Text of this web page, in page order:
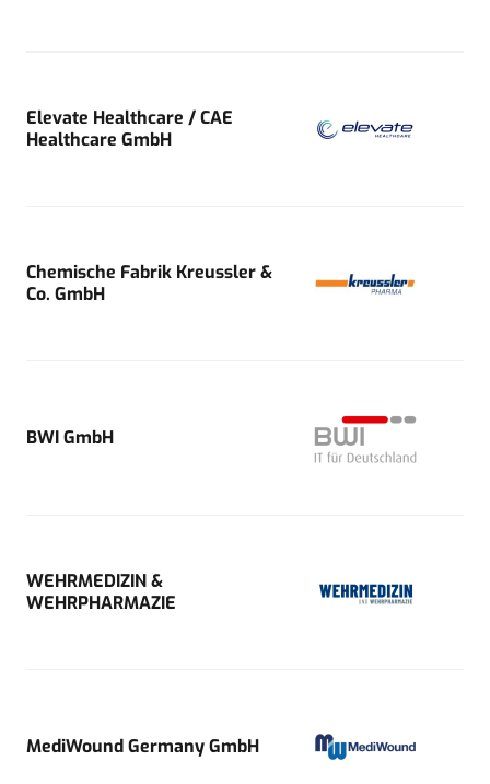
Elevate Healthcare / CAE
Healthcare GmbH
Chemische Fabrik Kreussler &
Co. GmbH
BWI GmbH
WEHRMEDIZIN &
WEHRPHARMAZIE
MediWound Germany GmbH